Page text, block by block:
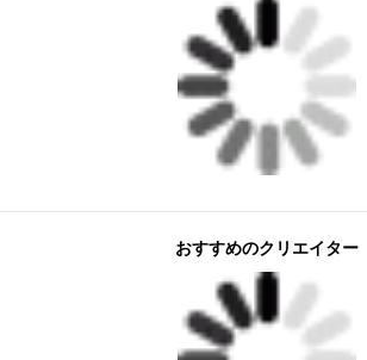
おすすめのクリエイター